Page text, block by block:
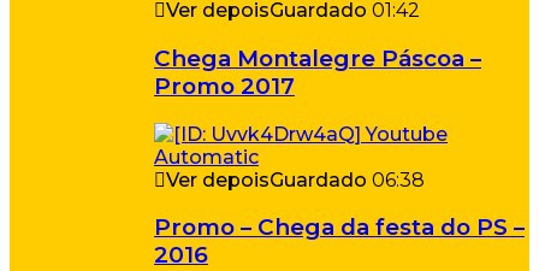
Ver depoisGuardado 01:42
Chega Montalegre Páscoa –
Promo 2017
Ver depoisGuardado 06:38
Promo – Chega da festa do PS –
2016